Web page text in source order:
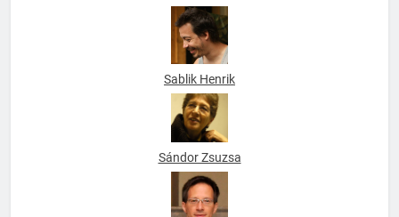
Sablik Henrik
Sándor Zsuzsa